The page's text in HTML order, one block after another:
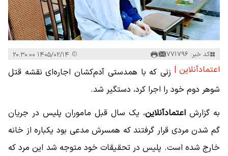
کد خبر: 771796
اعتمادآنلاین | زنی که با همدستی آدم‌کشان اجاره‌ای نقشه قتل
شوهر دوم خود را اجرا کرد، دستگیر شد.
به گزارش اعتمادآنلاین، یک سال قبل ماموران پلیس در جریان
گم شدن مردی قرار گرفتند که همسرش مدعی بود یکباره از خانه
خارج شده‌ است. پلیس در تحقیقات خود متوجه شد این مرد که